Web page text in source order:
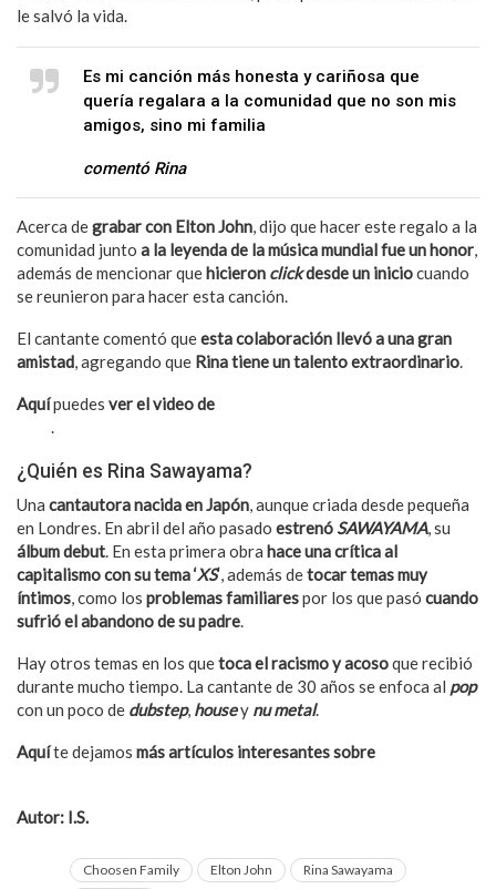
le salvó la vida.
Es mi canción más honesta y cariñosa que
quería regalara a la comunidad que no son mis
amigos, sino mi familia
comentó Rina
Acerca degrabar con Elton John, dijo que hacer este regalo a la
comunidad junto a la leyenda de la música mundial fue un honor,
además de mencionar quehicieron clickdesde un iniciocuando
se reunieron para hacer esta canción.
El cantante comentó queesta colaboración llevó a una gran
amistad, agregando que Rina tiene un talento extraordinario.
Aquípuedes ver el video de
.
¿Quién es Rina Sawayama?
Una cantautora nacida en Japón, aunque criada desde pequeña
en Londres. En abril del año pasado estrenó SAWAYAMA, su
álbum debut. En esta primera obra hace una crítica al
capitalismo con su tema ‘XS‘, además detocar temas muy
íntimos, como los problemas familiarespor los que pasó cuando
sufrió el abandono de su padre.
Hay otros temas en los quetoca el racismo y acosoque recibió
durante mucho tiempo. La cantante de 30 años se enfoca al pop
con un poco de dubstep, housey nu metal.
Aquíte dejamos más artículos interesantes sobre
Autor: I.S.
Choosen Family Elton John
Rina Sawayama